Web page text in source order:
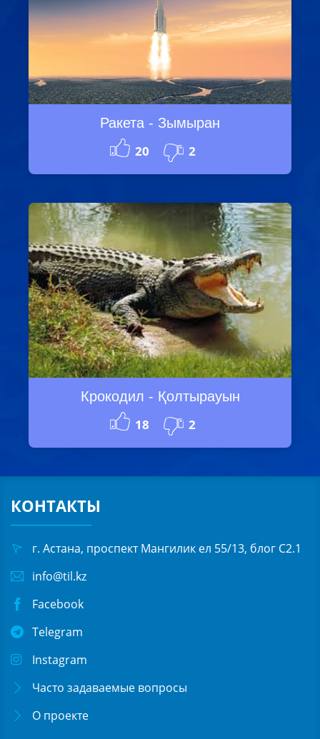
Ракета - Зымыран
20 2
Крокодил - Қолтырауын
18 2
КОНТАКТЫ
г. Астана, проспект Мангилик ел 55/13, блог С2.1
info@til.kz
Facebook
Telegram
Instagram
Часто задаваемые вопросы
О проекте